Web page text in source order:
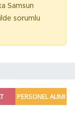
Samsun
sorumlu